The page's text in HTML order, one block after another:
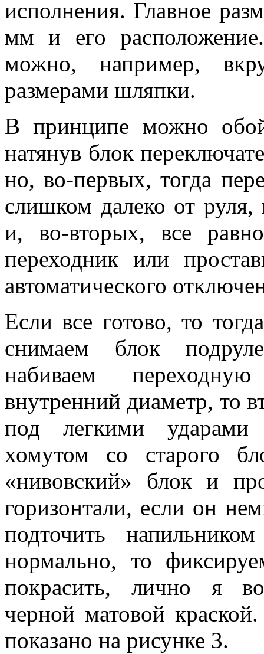
исполнения. Главное
мм и его
можно, например,
размерами шляпки.
В принципе можно
натянув блок
но, во-первых, тогда
слишком далеко от
и, во-вторых, все
переходник или
автоматического
Если все готово, то
снимаем блок
набиваем
внутренний диаметр, то
под легкими ударами
хомутом со старого
«нивовский» блок и
горизонтали, если он
подточить
нормально, то
покрасить, лично я
черной матовой
показано на рисунке 3.